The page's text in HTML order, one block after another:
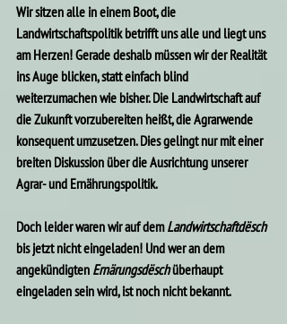
Wir sitzen alle in einem Boot, die
Landwirtschaftspolitik betrifft uns alle und liegt uns
am Herzen! Gerade deshalb müssen wir der Realität
ins Auge blicken, statt einfach blind
weiterzumachen wie bisher. Die Landwirtschaft auf
die Zukunft vorzubereiten heißt, die Agrarwende
konsequent umzusetzen. Dies gelingt nur mit einer
breiten Diskussion über die Ausrichtung unserer
Agrar- und Ernährungspolitik.
Doch leider waren wir auf dem Landwirtschaftdësch
bis jetzt nicht eingeladen! Und wer an dem
angekündigten Ernärungsdësch überhaupt
eingeladen sein wird, ist noch nicht bekannt.